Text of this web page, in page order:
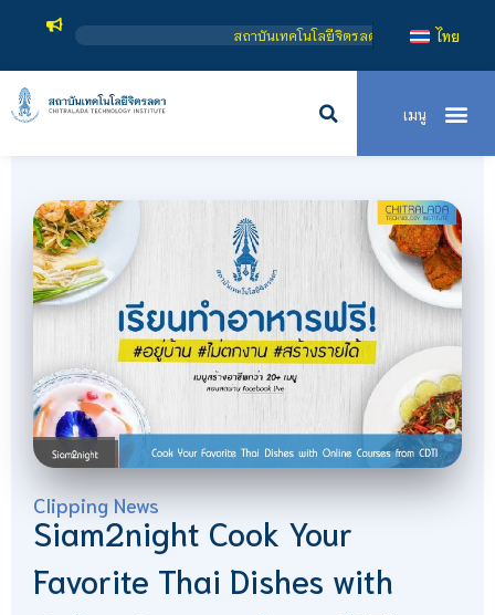
สถาบันเทคโนโลยีจิตรลดา เป็นสถาบันอุดมศึกษาในกำกั
ไทย
Clipping News
Siam2night Cook Your
Favorite Thai Dishes with